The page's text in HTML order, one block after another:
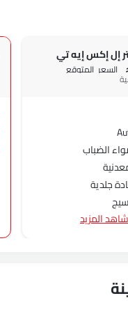
السعر المتوقع
الضباب
جلدية
شاهد المزيد